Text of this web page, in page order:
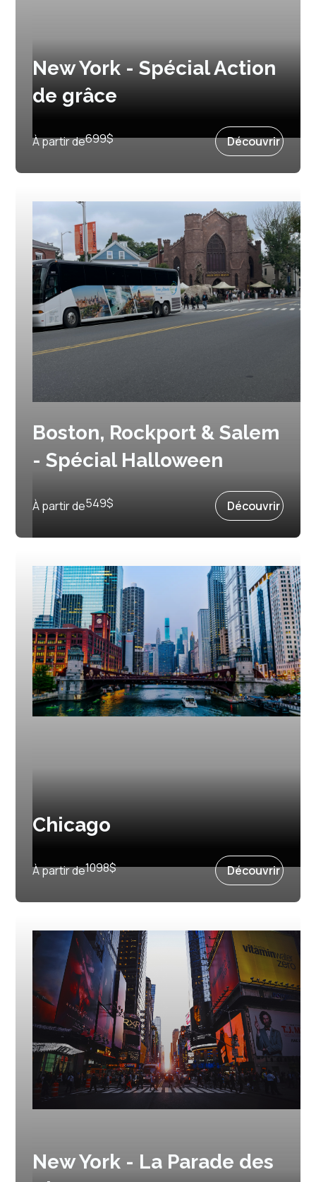
New York - Spécial Action
de grâce
8 octobre 2027
À partir de699$ Découvrir
Boston, Rockport & Salem
- Spécial Halloween
29 octobre 2027
À partir de549$ Découvrir
Chicago
4 août 2027
À partir de1098$ Découvrir
New York - La Parade des